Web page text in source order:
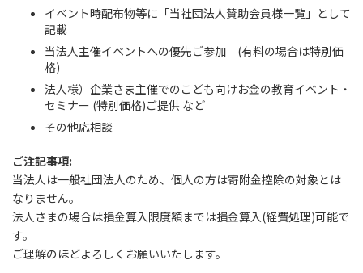
イベント時配布物等に「当社団法人賛助会員様一覧」として
記載
当法人主催イベントへの優先ご参加 (有料の場合は特別価
格)
法人様）企業さま主催でのこども向けお金の教育イベント・
セミナー (特別価格)ご提供 など
その他応相談
ご注記事項:
当法人は一般社団法人のため、個人の方は寄附金控除の対象とは
なりません。
法人さまの場合は損金算入限度額までは損金算入(経費処理)可能で
す。
ご理解のほどよろしくお願いいたします。